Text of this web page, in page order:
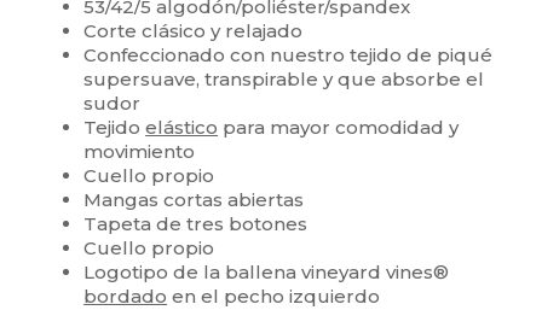
53/42/5 algodón/poliéster/spandex
Corte clásico y relajado
Confeccionado con nuestro tejido de piqué
supersuave, transpirable y que absorbe el
sudor
Tejidoelástico para mayor comodidad y
movimiento
Cuello propio
Mangas cortas abiertas
Tapeta de tres botones
Cuello propio
Logotipo de la ballena vineyard vines®
bordado en el pecho izquierdo